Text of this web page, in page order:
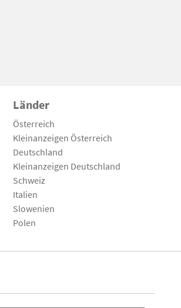
Länder
Österreich
Kleinanzeigen Österreich
Deutschland
Kleinanzeigen Deutschland
Schweiz
Italien
Slowenien
Polen